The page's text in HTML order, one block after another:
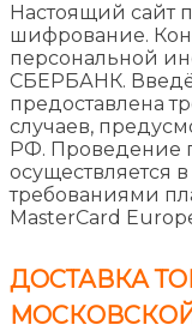
Настоящий сайт
шифрование.
персональной
СБЕРБАНК.
предоставлена
случаев,
РФ. Проведение
осуществляется
требованиями
MasterCard
ДОСТАВКА